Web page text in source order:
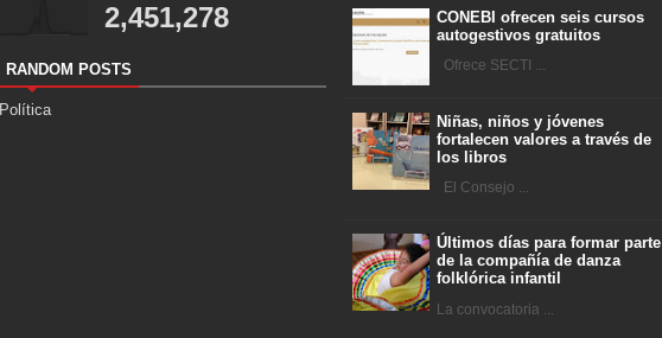
2,451,278
RANDOM POSTS
Política
CONEBI ofrecen seis cursos
autogestivos gratuitos
Ofrece SECTI ...
Niñas, niños y jóvenes
fortalecen valores a través de
los libros
El Consejo ...
Últimos días para formar parte
de la compañía de danza
folklórica infantil
La convocatoria ...